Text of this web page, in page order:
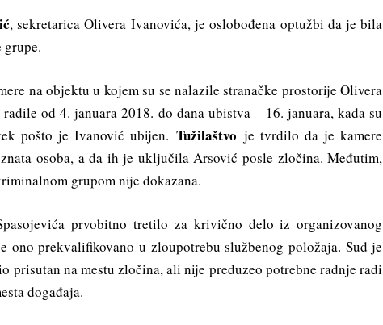
, sekretarica Olivera Ivanovića, je oslobođena optužbi da je bila
na objektu u kojem su se nalazile stranačke prostorije Olivera
od 4. januara 2018. do dana ubistva – 16. januara, kada su
pošto je Ivanović ubijen.Tužilaštvo je tvrdilo da je kamere
osoba, a da ih je uključila Arsović posle zločina. Međutim,
grupom nije dokazana.
prvobitno tretilo za krivično delo iz organizovanog
ono prekvalifikovano u zloupotrebu službenog položaja. Sud je
prisutan na mestu zločina, ali nije preduzeo potrebne radnje radi
događaja.